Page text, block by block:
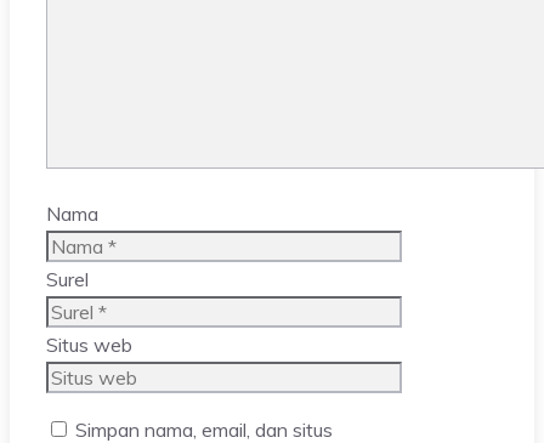
Nama
Surel
Situs web
Simpan nama, email, dan situs